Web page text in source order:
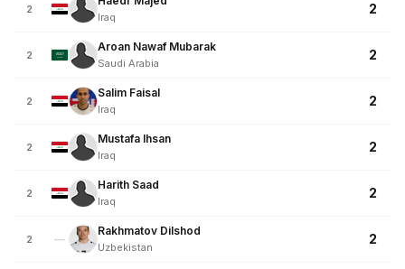
2
Iraq
2
2
Aroan Nawaf Mubarak
Saudi Arabia
2
2
Salim Faisal
Iraq
2
2
Mustafa Ihsan
Iraq
2
2
Harith Saad
Iraq
2
2 —
Rakhmatov Dilshod
Uzbekistan
2